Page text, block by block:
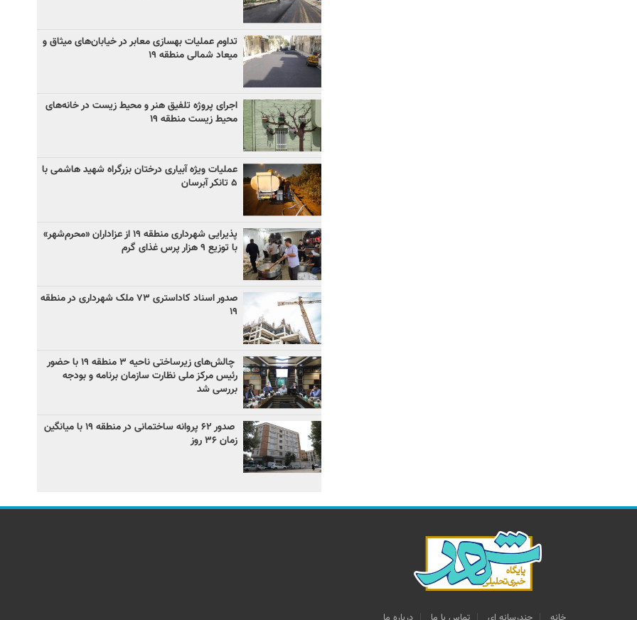
تداوم عملیات بهسازی معابر در خیابان‌های میثاق و
میعاد شمالی منطقه ۱۹
اجرای پروژه تلفیق هنر و محیط زیست در خانه‌های
محیط زیست منطقه ۱۹
عملیات ویژه آبیاری درختان بزرگراه شهید هاشمی با
۵ تانکر آبرسان
پذیرایی شهرداری منطقه ۱۹ از عزاداران «محرم‌شهر»
با توزیع ۹ هزار پرس غذای گرم
صدور اسناد کاداستری ۷۳ ملک شهرداری در منطقه
۱۹
چالش‌های زیرساختی ناحیه ۳ منطقه ۱۹ با حضور
رئیس مرکز ملی نظارت سازمان برنامه و بودجه
بررسی شد
صدور ۶۲ پروانه ساختمانی در منطقه ۱۹ با میانگین
زمان ۳۶ روز